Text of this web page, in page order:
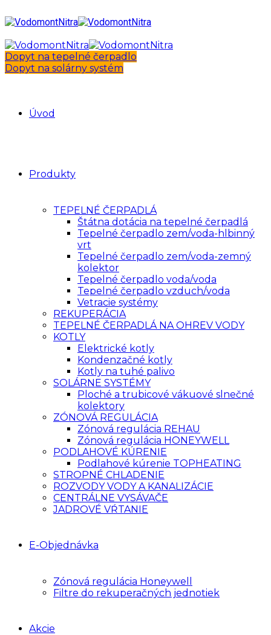
Dopyt na tepelné čerpadlo
Dopyt na solárny systém
Úvod
Produkty
TEPELNÉ ČERPADLÁ
Štátna dotácia na tepelné čerpadlá
Tepelné čerpadlo zem/voda-hlbinný
vrt
Tepelné čerpadlo zem/voda-zemný
kolektor
Tepelné čerpadlo voda/voda
Tepelné čerpadlo vzduch/voda
Vetracie systémy
REKUPERÁCIA
TEPELNÉ ČERPADLÁ NA OHREV VODY
KOTLY
Elektrické kotly
Kondenzačné kotly
Kotly na tuhé palivo
SOLÁRNE SYSTÉMY
Ploché a trubicové vákuové slnečné
kolektory
ZÓNOVÁ REGULÁCIA
Zónová regulácia REHAU
Zónová regulácia HONEYWELL
PODLAHOVÉ KÚRENIE
Podlahové kúrenie TOPHEATING
STROPNÉ CHLADENIE
ROZVODY VODY A KANALIZÁCIE
CENTRÁLNE VYSÁVAČE
JADROVÉ VŔTANIE
E-Objednávka
Zónová regulácia Honeywell
Filtre do rekuperačných jednotiek
Akcie